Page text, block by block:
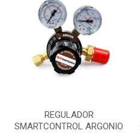
REGULADOR
SMARTCONTROL ARGONIO